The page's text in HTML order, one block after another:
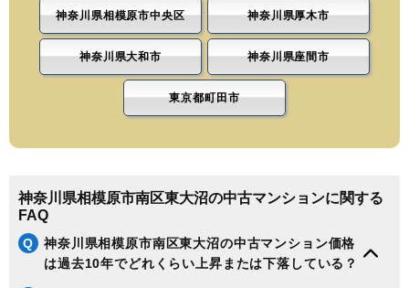
神奈川県相模原市中央区 神奈川県厚木市
神奈川県大和市 神奈川県座間市
東京都町田市
神奈川県相模原市南区東大沼の中古マンションに関する
FAQ
Q
神奈川県相模原市南区東大沼の中古マンション価格
は過去10年でどれくらい上昇または下落している？